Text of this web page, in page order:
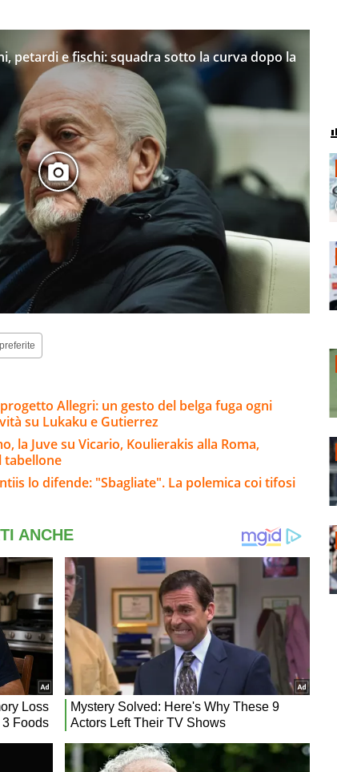
petardi e fischi: squadra sotto la curva dopo la
Allegri: un gesto del belga fuga ogni
su Lukaku e Gutierrez
la Juve su Vicario, Koulierakis alla Roma,
tabellone
lo difende: "Sbagliate". La polemica coi tifosi